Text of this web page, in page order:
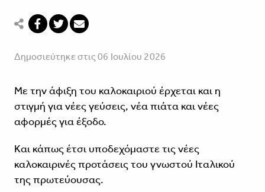
Δημοσιεύτηκε στις 06 Ιουλίου 2026
Με την άφιξη του καλοκαιριού έρχεται και η
στιγμή για νέες γεύσεις, νέα πιάτα και νέες
αφορμές για έξοδο.
Και κάπως έτσι υποδεχόμαστε τις νέες
καλοκαιρινές προτάσεις του γνωστού Ιταλικού
της πρωτεύουσας.